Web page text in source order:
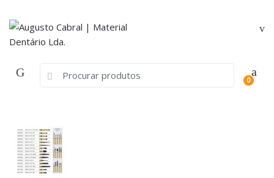
navigation
content
Search
0